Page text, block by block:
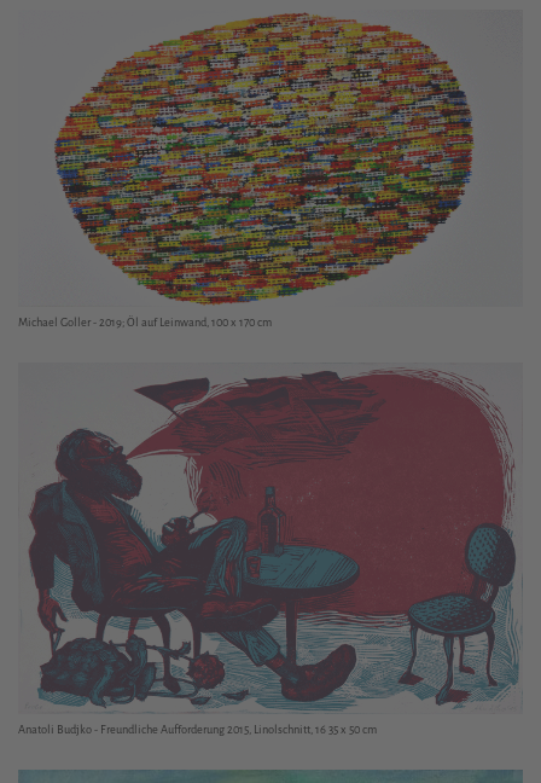
Michael Goller - 2019; Öl auf Leinwand, 100 x 170 cm
Anatoli Budjko - Freundliche Aufforderung 2015, Linolschnitt, 16 35 x 50 cm